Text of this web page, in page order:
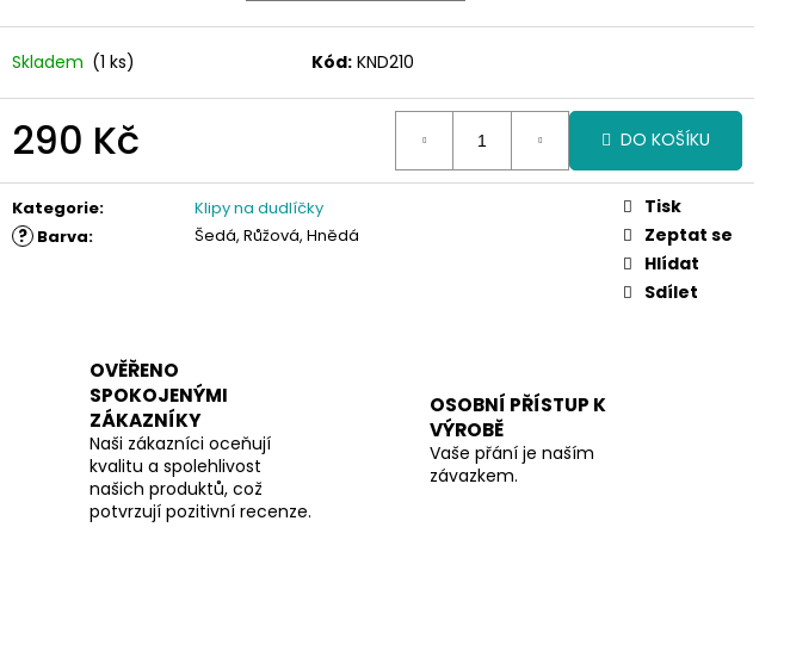
Skladem (1 ks) Kód: KND210
290 Kč
cena:
DO KOŠÍKU
Kategorie: Klipy na dudlíčky
? Barva: Šedá, Růžová, Hnědá
Tisk
Zeptat se
Hlídat
Sdílet
OVĚŘENO
SPOKOJENÝMI
ZÁKAZNÍKY
Naši zákazníci oceňují
kvalitu a spolehlivost
našich produktů, což
potvrzují pozitivní recenze.
OSOBNÍ PŘÍSTUP K
VÝROBĚ
Vaše přání je naším
závazkem.